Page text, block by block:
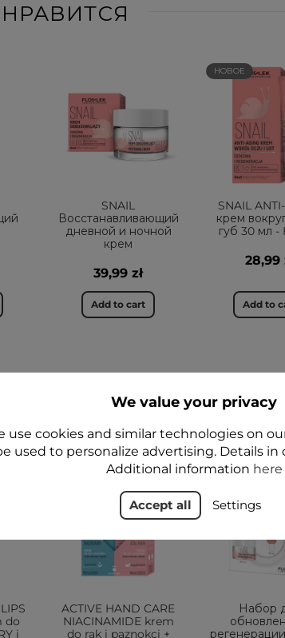
SNAIL
Восстанавливающий
дневной и ночной
крем
39,99 zł
Add to cart
НОВОЕ
SNAIL
крем
губ 30 мл -
28,99
Add to
do
i
ACTIVE HAND CARE
NIACINAMIDE krem
do rąk i paznokci +
НОВОЕ
Набор
We value your privacy
use cookies and similar technologies on
used to personalize advertising. Details in
Additional information here
Accept all Settings